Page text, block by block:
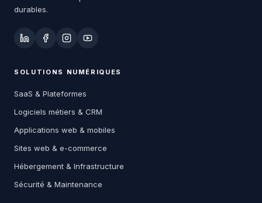
durables.
SOLUTIONS NUMÉRIQUES
SaaS & Plateformes
Logiciels métiers & CRM
Applications web & mobiles
Sites web & e-commerce
Hébergement & Infrastructure
Sécurité & Maintenance